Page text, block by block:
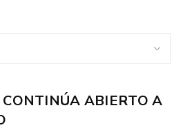
ABIERTO A